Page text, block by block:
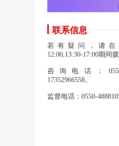
联系信息
若有疑问，请在
12:00,13:30-17:00期间
咨询电话：0551-
17352966558。
监督电话：0550-